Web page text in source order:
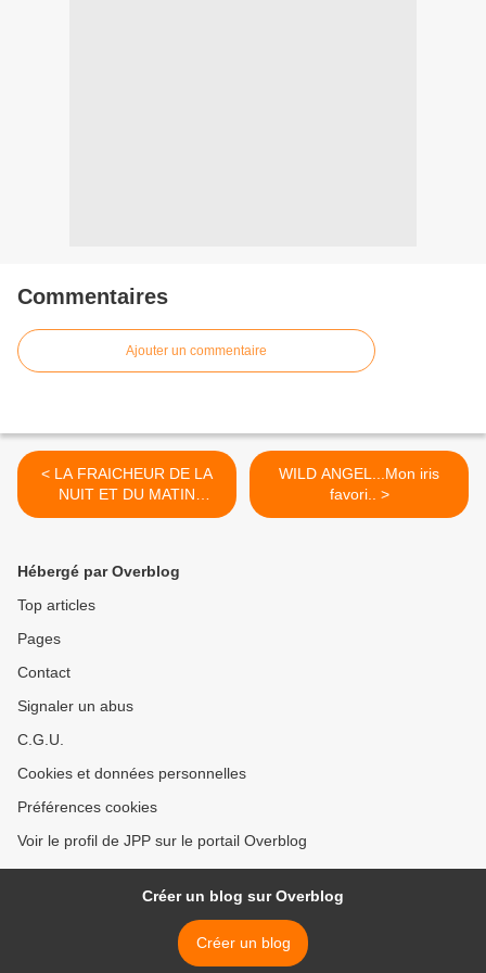
Commentaires
Ajouter un commentaire
< LA FRAICHEUR DE LA
NUIT ET DU MATIN
RALANTIT LA FLORAISON
WILD ANGEL...Mon iris
favori.. >
Hébergé par Overblog
Top articles
Pages
Contact
Signaler un abus
C.G.U.
Cookies et données personnelles
Préférences cookies
Voir le profil de JPP sur le portail Overblog
Créer un blog sur Overblog
Créer un blog